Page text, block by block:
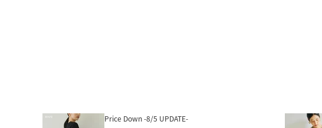
Price Down -8/5 UPDATE-